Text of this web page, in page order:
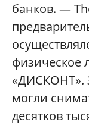
банков. —
физическое
«ДИСКОНТ».
могли
десятков